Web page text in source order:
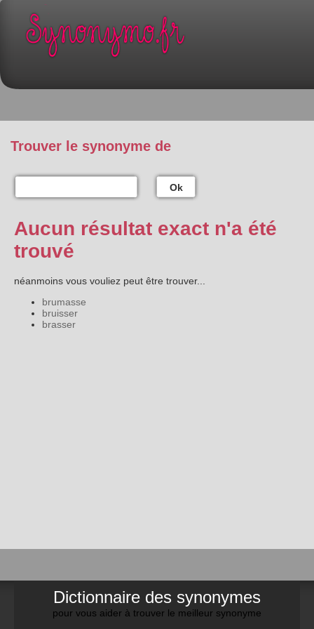
Trouver le synonyme de
Ok
Aucun résultat exact n'a été
trouvé
néanmoins vous vouliez peut être trouver...
brumasse
bruisser
brasser
Dictionnaire des synonymes
pour vous aider à trouver le meilleur synonyme